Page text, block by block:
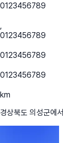
0123456789
,
0123456789
0123456789
0123456789
km
경상북도 의성군에